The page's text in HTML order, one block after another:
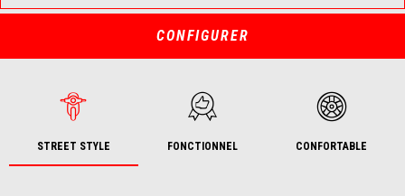
CONFIGURER
STREET STYLE FONCTIONNEL CONFORTABLE